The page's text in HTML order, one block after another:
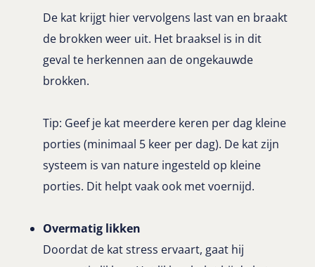
De kat krijgt hier vervolgens last van en braakt
de brokken weer uit. Het braaksel is in dit
geval te herkennen aan de ongekauwde
brokken.
Tip: Geef je kat meerdere keren per dag kleine
porties (minimaal 5 keer per dag). De kat zijn
systeem is van nature ingesteld op kleine
porties. Dit helpt vaak ook met voernijd.
Overmatig likken
Doordat de kat stress ervaart, gaat hij